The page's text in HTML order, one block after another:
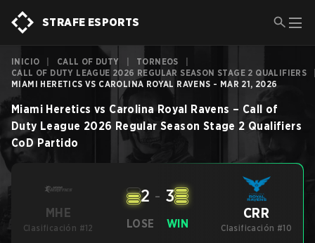
STRAFE ESPORTS
INICIO CALL OF DUTY TORNEOS
CALL OF DUTY LEAGUE 2026 REGULAR SEASON STAGE 2 QUALIFIERS
MIAMI HERETICS VS CAROLINA ROYAL RAVENS - MAR 21, 2026
Miami Heretics vs Carolina Royal Ravens – Call of
Duty League 2026 Regular Season Stage 2 Qualifiers
CoD Partido
MHE
Clasificación #12 LOSE
2 - 3
WIN
CRR
Clasificación #10